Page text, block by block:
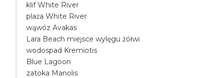
klif White River
plaża White River
wąwóz Avakas
Lara Beach miejsce wylęgu żółwi
wodospad Kremiotis
Blue Lagoon
zatoka Manolis